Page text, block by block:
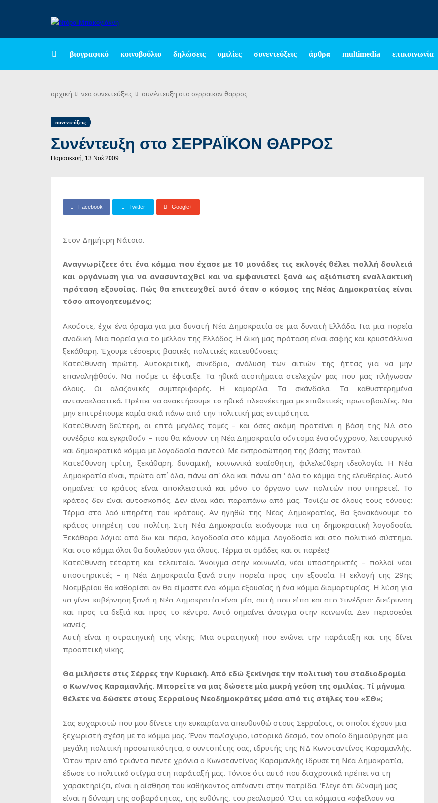
βιογραφικό κοινοβούλιο δηλώσεις ομιλίες συνεντεύξεις άρθρα multimedia επικοινωνία
αρχική νεα συνεντεύξεις συνέντευξη στο σερραϊκον θαρρος
συνεντεύξεις
Συνέντευξη στο ΣΕΡΡΑΪΚΟΝ ΘΑΡΡΟΣ
Παρασκευή, 13 Νοέ 2009
Facebook Twitter Google+
Στον Δημήτρη Νάτσιο.
Αναγνωρίζετε ότι ένα κόμμα που έχασε με 10 μονάδες τις εκλογές θέλει πολλή δουλειά
και οργάνωση για να ανασυνταχθεί και να εμφανιστεί ξανά ως αξιόπιστη εναλλακτική
πρόταση εξουσίας. Πώς θα επιτευχθεί αυτό όταν ο κόσμος της Νέας Δημοκρατίας είναι
τόσο απογοητευμένος;
Ακούστε, έχω ένα όραμα για μια δυνατή Νέα Δημοκρατία σε μια δυνατή Ελλάδα. Για μια πορεία
ανοδική. Μια πορεία για το μέλλον της Ελλάδος. Η δική μας πρόταση είναι σαφής και κρυστάλλινα
ξεκάθαρη. Έχουμε τέσσερις βασικές πολιτικές κατευθύνσεις:
Κατεύθυνση πρώτη. Αυτοκριτική, συνέδριο, ανάλυση των αιτιών της ήττας για να μην
επαναληφθούν. Να πούμε τι έφταιξε. Τα ηθικά ατοπήματα στελεχών μας που μας πλήγωσαν
όλους. Οι αλαζονικές συμπεριφορές. Η καμαρίλα. Τα σκάνδαλα. Τα καθυστερημένα
αντανακλαστικά. Πρέπει να ανακτήσουμε το ηθικό πλεονέκτημα με επιθετικές πρωτοβουλίες. Να
μην επιτρέπουμε καμία σκιά πάνω από την πολιτική μας εντιμότητα.
Κατεύθυνση δεύτερη, οι επτά μεγάλες τομές – και όσες ακόμη προτείνει η βάση της ΝΔ στο
συνέδριο και εγκριθούν – που θα κάνουν τη Νέα Δημοκρατία σύντομα ένα σύγχρονο, λειτουργικό
και δημοκρατικό κόμμα με λογοδοσία παντού. Με εκπροσώπηση της βάσης παντού.
Κατεύθυνση τρίτη, ξεκάθαρη, δυναμική, κοινωνικά ευαίσθητη, φιλελεύθερη ιδεολογία. Η Νέα
Δημοκρατία είναι, πρώτα απ΄ όλα, πάνω απ’ όλα και πάνω απ ‘ όλα το κόμμα της ελευθερίας. Αυτό
σημαίνει: το κράτος είναι αποκλειστικά και μόνο το όργανο των πολιτών που υπηρετεί. Το
κράτος δεν είναι αυτοσκοπός. Δεν είναι κάτι παραπάνω από μας. Τονίζω σε όλους τους τόνους:
Τέρμα στο λαό υπηρέτη του κράτους. Αν ηγηθώ της Νέας Δημοκρατίας, θα ξανακάνουμε το
κράτος υπηρέτη του πολίτη. Στη Νέα Δημοκρατία εισάγουμε πια τη δημοκρατική λογοδοσία.
Ξεκάθαρα λόγια: από δω και πέρα, λογοδοσία στο κόμμα. Λογοδοσία και στο πολιτικό σύστημα.
Και στο κόμμα όλοι θα δουλεύουν για όλους. Τέρμα οι ομάδες και οι παρέες!
Κατεύθυνση τέταρτη και τελευταία. Άνοιγμα στην κοινωνία, νέοι υποστηρικτές – πολλοί νέοι
υποστηρικτές – η Νέα Δημοκρατία ξανά στην πορεία προς την εξουσία. Η εκλογή της 29ης
Νοεμβρίου θα καθορίσει αν θα είμαστε ένα κόμμα εξουσίας ή ένα κόμμα διαμαρτυρίας. Η λύση για
να γίνει κυβέρνηση ξανά η Νέα Δημοκρατία είναι μία, αυτή που είπα και στο Συνέδριο: διεύρυνση
και προς τα δεξιά και προς το κέντρο. Αυτό σημαίνει άνοιγμα στην κοινωνία. Δεν περισσεύει
κανείς.
Αυτή είναι η στρατηγική της νίκης. Μια στρατηγική που ενώνει την παράταξη και της δίνει
προοπτική νίκης.
Θα μιλήσετε στις Σέρρες την Κυριακή. Από εδώ ξεκίνησε την πολιτική του σταδιοδρομία
ο Κων/νος Καραμανλής. Μπορείτε να μας δώσετε μία μικρή γεύση της ομιλίας. Τί μήνυμα
θέλετε να δώσετε στους Σερραίους Νεοδημοκράτες μέσα από τις στήλες του «ΣΘ»;
Σας ευχαριστώ που μου δίνετε την ευκαιρία να απευθυνθώ στους Σερραίους, οι οποίοι έχουν μια
ξεχωριστή σχέση με το κόμμα μας. Έναν πανίσχυρο, ιστορικό δεσμό, τον οποίο δημιούργησε μια
μεγάλη πολιτική προσωπικότητα, ο συντοπίτης σας, ιδρυτής της ΝΔ Κωνσταντίνος Καραμανλής.
Όταν πριν από τριάντα πέντε χρόνια ο Κωνσταντίνος Καραμανλής ίδρυσε τη Νέα Δημοκρατία,
έδωσε το πολιτικό στίγμα στη παράταξή μας. Τόνισε ότι αυτό που διαχρονικά πρέπει να τη
χαρακτηρίζει, είναι η αίσθηση του καθήκοντος απέναντι στην πατρίδα. Έλεγε ότι δύναμή μας
είναι η δύναμη της σοβαρότητας, της ευθύνης, του ρεαλισμού. Ότι τα κόμματα «οφείλουν να